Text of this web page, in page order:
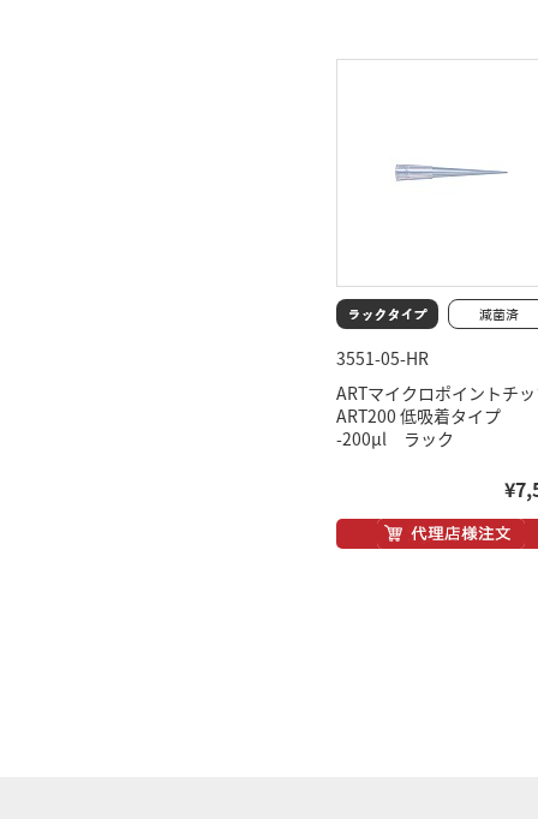
3551-05-HR
ARTマイクロポイントチ
ART200 低吸着タイプ
-200μl ラック